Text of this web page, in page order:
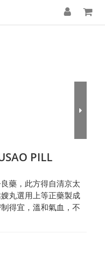
PILL
藥，此方得自清京太
丸選用上等正藥製成
得宜，溫和氣血，不